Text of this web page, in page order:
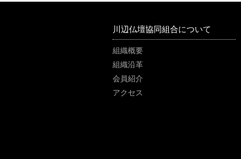
川辺仏壇協同組合について
組織概要
組織沿革
会員紹介
アクセス